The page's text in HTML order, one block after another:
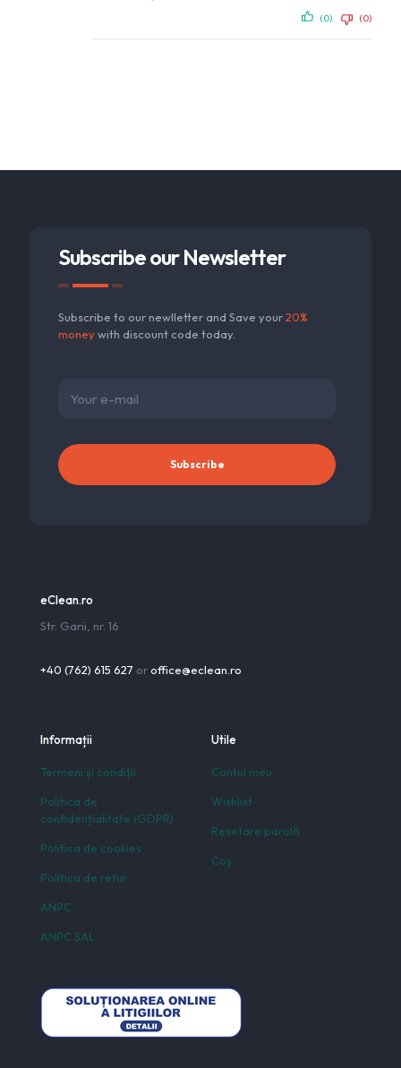
(0) (0)
Subscribe our Newsletter
Subscribe to our newlletter and Save your20%
moneywith discount code today.
eClean.ro
Str. Garii, nr. 16
+40 (762) 615 627 oroffice@eclean.ro
Informații
Termeni și condiții
Politica de
confidențialitate (GDPR)
Politica de cookies
Politica de retur
ANPC
ANPC SAL
Utile
Contul meu
Wishlist
Resetare parolă
Coș